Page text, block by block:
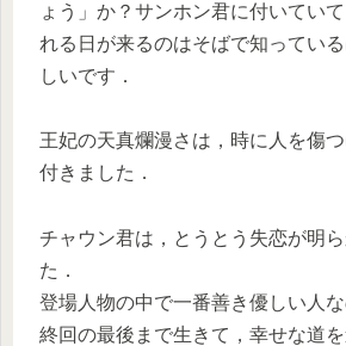
ょう」か？サンホン君に付いてい
れる日が来るのはそばで知ってい
しいです．
王妃の天真爛漫さは，時に人を傷
付きました．
チャウン君は，とうとう失恋が明
た．
登場人物の中で一番善き優しい人
終回の最後まで生きて，幸せな道を